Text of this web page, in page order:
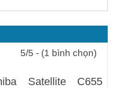
5/5 - (1 bình chọn)
Satellite C655